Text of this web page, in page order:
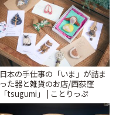
日本の手仕事の「いま」が詰ま
った器と雑貨のお店/西荻窪
「tsugumi」 | ことりっぷ